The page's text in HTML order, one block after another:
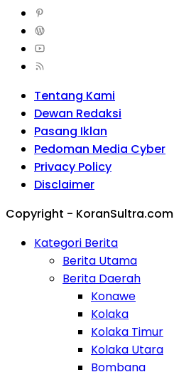
Tentang Kami
Dewan Redaksi
Pasang Iklan
Pedoman Media Cyber
Privacy Policy
Disclaimer
Copyright - KoranSultra.com
Kategori Berita
Berita Utama
Berita Daerah
Konawe
Kolaka
Kolaka Timur
Kolaka Utara
Bombana